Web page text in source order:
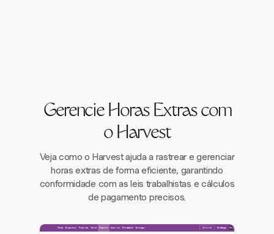
Gerencie Horas Extras com
o Harvest
Veja como o Harvest ajuda a rastrear e gerenciar
horas extras de forma eficiente, garantindo
conformidade com as leis trabalhistas e cálculos
de pagamento precisos.